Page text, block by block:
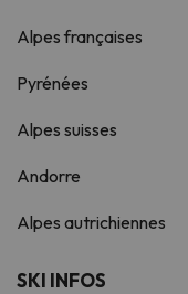
Alpes françaises
Pyrénées
Alpes suisses
Andorre
Alpes autrichiennes
SKI INFOS